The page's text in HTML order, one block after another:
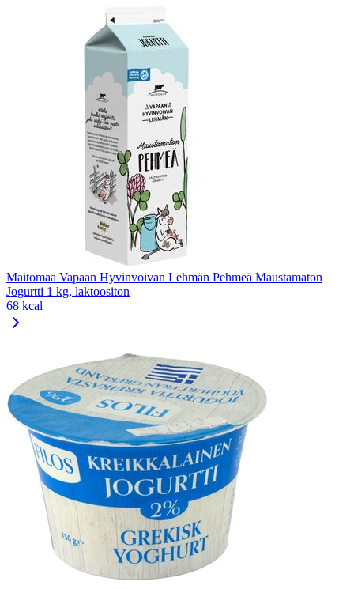
Maitomaa Vapaan Hyvinvoivan Lehmän Pehmeä Maustamaton
Jogurtti 1 kg, laktoositon
68 kcal